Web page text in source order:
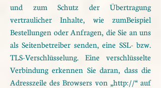
und zum Schutz der Übertragung
vertraulicher Inhalte, wie zumBeispiel
Bestellungen oder Anfragen, die Sie an uns
als Seitenbetreiber senden, eine SSL- bzw.
TLS-Verschlüsselung. Eine verschlüsselte
Verbindung erkennen Sie daran, dass die
Adresszeile des Browsers von „http://“ auf